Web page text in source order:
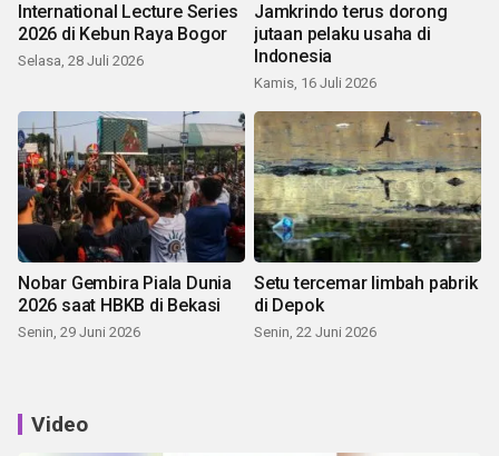
International Lecture Series
2026 di Kebun Raya Bogor
Selasa, 28 Juli 2026
Jamkrindo terus dorong
jutaan pelaku usaha di
Indonesia
Kamis, 16 Juli 2026
Nobar Gembira Piala Dunia
2026 saat HBKB di Bekasi
Senin, 29 Juni 2026
Setu tercemar limbah pabrik
di Depok
Senin, 22 Juni 2026
Video